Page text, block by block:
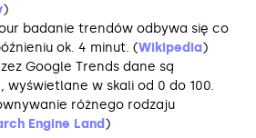
)
badanie trendów odbywa się co
ok. 4 minut. (Wikipedia)
Google Trends dane są
wyświetlane w skali od 0 do 100.
różnego rodzaju
Engine Land )